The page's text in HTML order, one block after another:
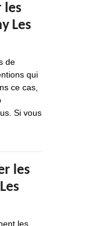
les
Les
de
qui
ce cas,
Si vous
les
les